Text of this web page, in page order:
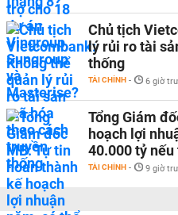
Chủ tịch
lý rủi ro tài
thống
TÀI CHÍNH - 6 giờ
Tổng Giám
hoạch lợi
40.000 tỷ
TÀI CHÍNH - 9 giờ